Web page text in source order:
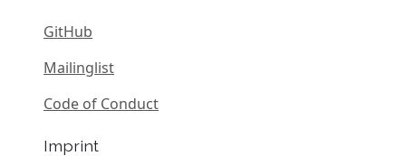
GitHub
Mailinglist
Code of Conduct
Imprint